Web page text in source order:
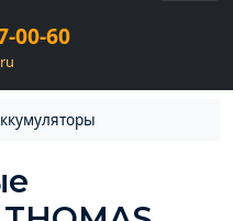
00-60